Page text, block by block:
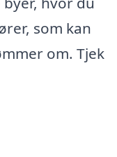
som kan
om. Tjek